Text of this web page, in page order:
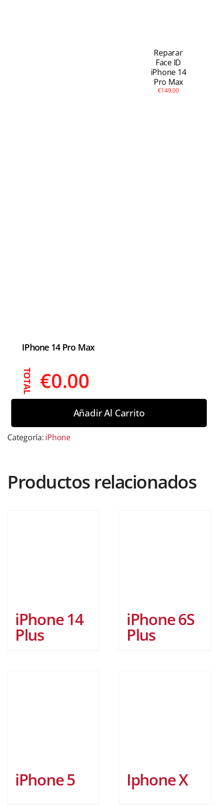
Reparar
Face ID
iPhone 14
Pro Max
€149.00
IPhone 14 Pro Max
TOTAL €0.00
Añadir Al Carrito
Categoría: iPhone
Productos relacionados
iPhone 14
Plus
iPhone 6S
Plus
iPhone 5 Iphone X